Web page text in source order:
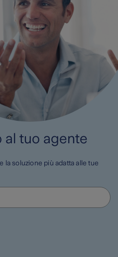
al tuo agente
la soluzione più adatta alle tue